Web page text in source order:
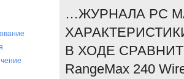
…ЖУРНАЛА PC
В ХОДЕ
RangeMax 240